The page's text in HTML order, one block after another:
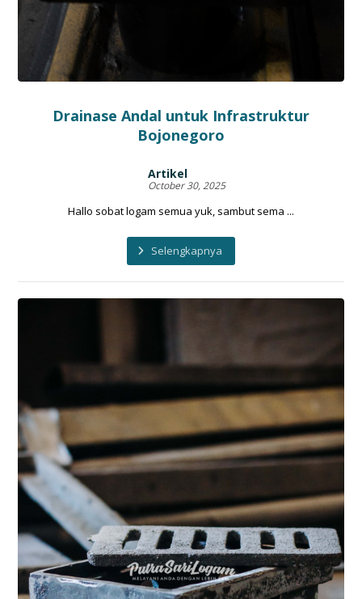
Drainase Andal untuk Infrastruktur
Bojonegoro
Artikel
October 30, 2025
Hallo sobat logam semua yuk, sambut sema ...
Selengkapnya